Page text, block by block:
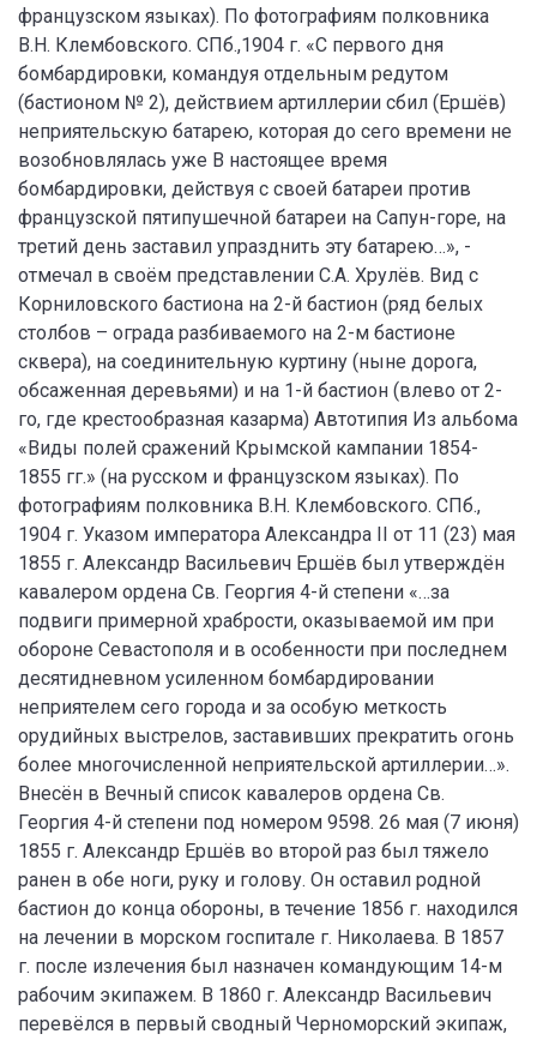
французском языках). По фотографиям полковника
В.Н. Клембовского. СПб.,1904 г. «С первого дня
бомбардировки, командуя отдельным редутом
(бастионом № 2), действием артиллерии сбил (Ершёв)
неприятельскую батарею, которая до сего времени не
возобновлялась уже В настоящее время
бомбардировки, действуя с своей батареи против
французской пятипушечной батареи на Сапун-горе, на
третий день заставил упразднить эту батарею…», -
отмечал в своём представлении С.А. Хрулёв. Вид с
Корниловского бастиона на 2-й бастион (ряд белых
столбов – ограда разбиваемого на 2-м бастионе
сквера), на соединительную куртину (ныне дорога,
обсаженная деревьями) и на 1-й бастион (влево от 2-
го, где крестообразная казарма) Автотипия Из альбома
«Виды полей сражений Крымской кампании 1854-
1855 гг.» (на русском и французском языках). По
фотографиям полковника В.Н. Клембовского. СПб.,
1904 г. Указом императора Александра II от 11 (23) мая
1855 г. Александр Васильевич Ершёв был утверждён
кавалером ордена Св. Георгия 4-й степени «…за
подвиги примерной храбрости, оказываемой им при
обороне Севастополя и в особенности при последнем
десятидневном усиленном бомбардировании
неприятелем сего города и за особую меткость
орудийных выстрелов, заставивших прекратить огонь
более многочисленной неприятельской артиллерии…».
Внесён в Вечный список кавалеров ордена Св.
Георгия 4-й степени под номером 9598. 26 мая (7 июня)
1855 г. Александр Ершёв во второй раз был тяжело
ранен в обе ноги, руку и голову. Он оставил родной
бастион до конца обороны, в течение 1856 г. находился
на лечении в морском госпитале г. Николаева. В 1857
г. после излечения был назначен командующим 14-м
рабочим экипажем. В 1860 г. Александр Васильевич
перевёлся в первый сводный Черноморский экипаж,